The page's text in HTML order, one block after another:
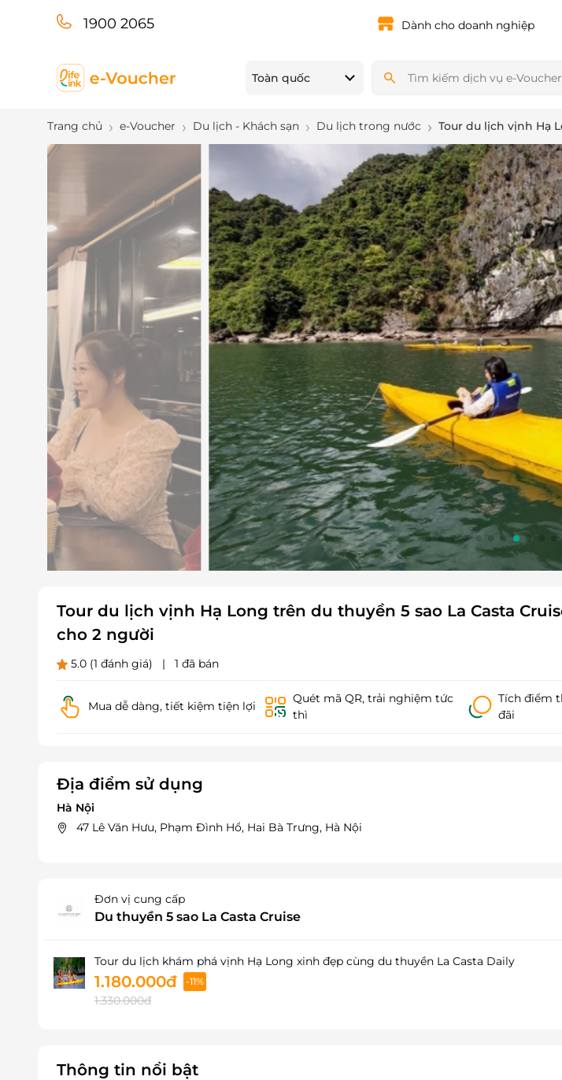
1900 2065 Dành cho doanh nghiệp
Toàn quốc
Trang chủ e-Voucher Du lịch - Khách sạn Du lịch trong nước Tour du lịch vịnh Hạ
Tour du lịch vịnh Hạ Long trên du thuyền 5 sao La Casta
cho 2 người
5.0 (1 đánh giá) | 1 đã bán
Mua dễ dàng, tiết kiệm tiện lợi
Quét mã QR, trải nghiệm tức
thì
Tích điểm
đãi
Địa điểm sử dụng
Hà Nội
47 Lê Văn Hưu, Phạm Đình Hổ, Hai Bà Trưng, Hà Nội
Đơn vị cung cấp
Du thuyền 5 sao La Casta Cruise
Tour du lịch khám phá vịnh Hạ Long xinh đẹp cùng du thuyền La Casta Daily
1.180.000đ -11%
1.330.000đ
Thông tin nổi bật